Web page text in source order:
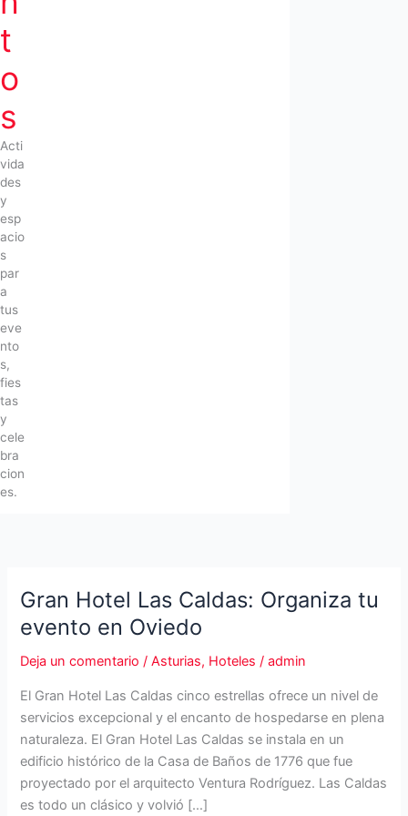
t
o
s
Acti
vida
des
y
esp
acio
s
par
a
tus
eve
nto
s,
fies
tas
y
cele
bra
cion
es.
Gran Hotel Las Caldas: Organiza tu
evento en Oviedo
Deja un comentario /Asturias, Hoteles /admin
El Gran Hotel Las Caldas cinco estrellas ofrece un nivel de
servicios excepcional y el encanto de hospedarse en plena
naturaleza. El Gran Hotel Las Caldas se instala en un
edificio histórico de la Casa de Baños de 1776 que fue
proyectado por el arquitecto Ventura Rodríguez. Las Caldas
es todo un clásico y volvió […]